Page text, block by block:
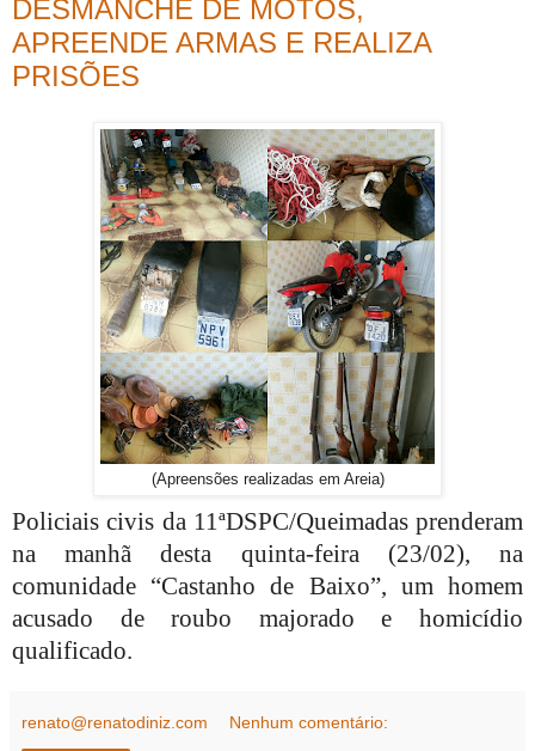
DESMANCHE DE MOTOS,
APREENDE ARMAS E REALIZA
PRISÕES
(Apreensões realizadas em Areia)
Policiais civis da 11ªDSPC/Queimadas prenderam
na manhã desta quinta-feira (23/02), na
comunidade “Castanho de Baixo”, um homem
acusado de roubo majorado e homicídio
qualificado.
renato@renatodiniz.com Nenhum comentário: